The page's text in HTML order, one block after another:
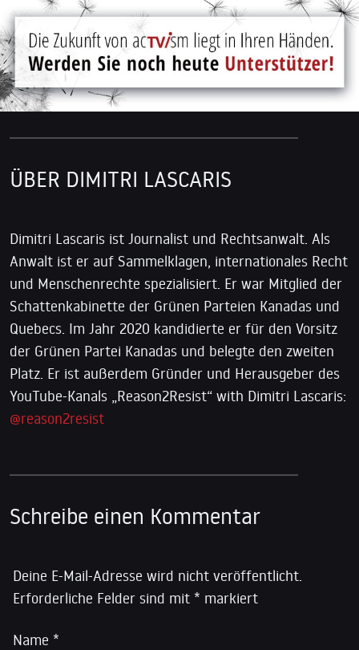
ÜBER DIMITRI LASCARIS
Dimitri Lascaris ist Journalist und Rechtsanwalt. Als
Anwalt ist er auf Sammelklagen, internationales Recht
und Menschenrechte spezialisiert. Er war Mitglied der
Schattenkabinette der Grünen Parteien Kanadas und
Quebecs. Im Jahr 2020 kandidierte er für den Vorsitz
der Grünen Partei Kanadas und belegte den zweiten
Platz. Er ist außerdem Gründer und Herausgeber des
YouTube-Kanals „Reason2Resist“ with Dimitri Lascaris:
@reason2resist
Schreibe einen Kommentar
Deine E-Mail-Adresse wird nicht veröffentlicht.
Erforderliche Felder sind mit * markiert
Name *